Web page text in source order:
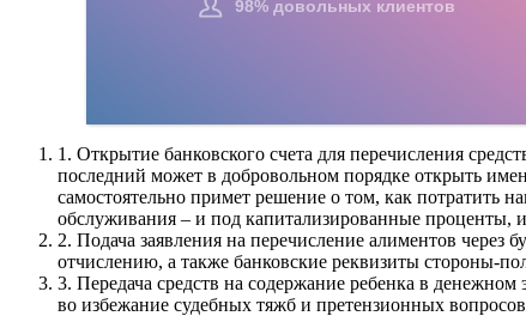
1. Открытие банковского счета для перечисления
последний может в добровольном порядке открыть
самостоятельно примет решение о том, как потратить
обслуживания – и под капитализированные проценты,
2. Подача заявления на перечисление алиментов
отчислению, а также банковские реквизиты стороны-
3. Передача средств на содержание ребенка в
во избежание судебных тяжб и претензионных